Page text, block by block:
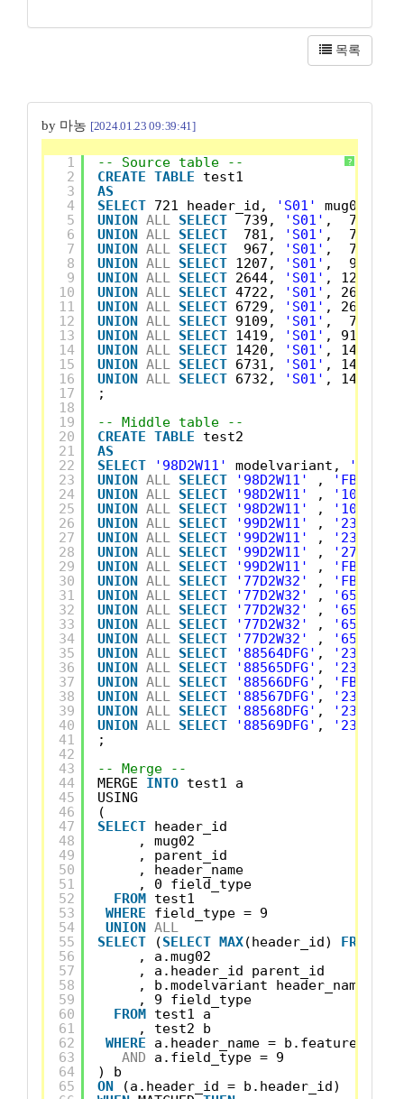
목록
by 마농 [2024.01.23 09:39:41]
?
1
2
3
4
5
6
7
8
9
10
11
12
13
14
15
16
17
18
19
20
21
22
23
24
25
26
27
28
29
30
31
32
33
34
35
36
37
38
39
40
41
42
43
44
45
46
47
48
49
50
51
52
53
54
55
56
57
58
59
60
61
62
63
64
65
-- Source table --
CREATE TABLE
test1
AS
SELECT 721 header_id, 'S01'
mug02, -
UNION ALL SELECT 739, 'S01' ,  721,
UNION ALL SELECT 781, 'S01' ,  739,
UNION ALL SELECT 967, 'S01' ,  781,
UNION ALL SELECT 1207, 'S01' ,  967,
UNION ALL SELECT 2644, 'S01' , 1207,
UNION ALL SELECT 4722, 'S01' , 2644,
UNION ALL SELECT 6729, 'S01' , 2644,
UNION ALL SELECT 9109, 'S01' ,  781,
UNION ALL SELECT 1419, 'S01' , 9109,
UNION ALL SELECT 1420, 'S01' , 1419,
UNION ALL SELECT 6731, 'S01' , 1420,
UNION ALL SELECT 6732, 'S01' , 1420,
;
-- Middle table --
CREATE TABLE
test2
AS
SELECT
'98D2W11' modelvariant,
'1001'
UNION ALL SELECT '98D2W11' ,
UNION ALL SELECT '98D2W11' ,
'1002'
UNION ALL SELECT '98D2W11' ,
'1003'
UNION ALL SELECT '99D2W11' ,
'2300'
UNION ALL SELECT '99D2W11' ,
'2308'
UNION ALL SELECT '99D2W11' ,
'2709'
UNION ALL SELECT '99D2W11' ,
UNION ALL SELECT '77D2W32' ,
UNION ALL SELECT '77D2W32' ,
'6544'
UNION ALL SELECT '77D2W32' ,
'6545'
UNION ALL SELECT '77D2W32' ,
'6546'
UNION ALL SELECT '77D2W32' ,
'6547'
UNION ALL SELECT '88564DFG' ,
'23009'
UNION ALL SELECT '88565DFG' ,
'23012'
UNION ALL SELECT '88566DFG' ,
UNION ALL SELECT '88567DFG' ,
'23056'
UNION ALL SELECT '88568DFG' ,
'23057'
UNION ALL SELECT '88569DFG' ,
'23059'
;
-- Merge --
MERGE INTO test1 a
USING
(
SELECT header_id
, mug02
, parent_id
, header_name
, 0 field_type
FROM test1
WHERE
field_type = 9
UNION ALL
SELECT
(SELECT MAX(header_id) FROM
, a.mug02
, a.header_id parent_id
, b.modelvariant header_name
, 9 field_type
FROM test1 a
, test2 b
WHERE
a.header_name = b.feature
AND
a.field_type = 9
) b
ON
(a.header_id = b.header_id)